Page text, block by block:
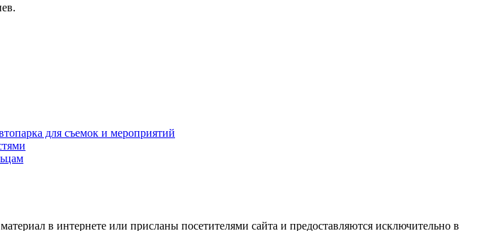
для съемок и мероприятий
в интернете или присланы посетителями сайта и предоставляются исключительно в